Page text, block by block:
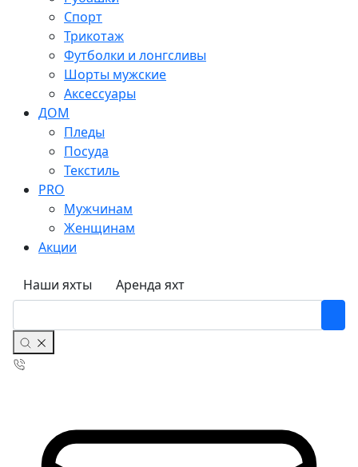
Спорт
Трикотаж
Футболки и лонгсливы
Шорты мужские
Аксессуары
ДОМ
Пледы
Посуда
Текстиль
PRO
Мужчинам
Женщинам
Акции
Наши яхты Аренда яхт